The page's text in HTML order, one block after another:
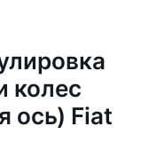
колес
ось) Fiat